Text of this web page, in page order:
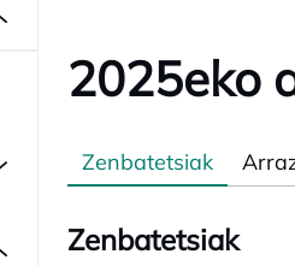
2025eko
Zenbatetsiak
Zenbatetsiak